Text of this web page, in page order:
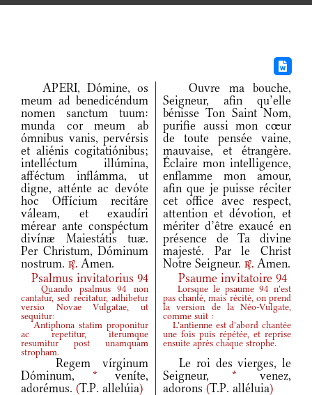
APERI, Dómine, os
meum ad benedicéndum
nomen sanctum tuum:
munda cor meum ab
ómnibus vanis, pervérsis
et aliénis cogitatiónibus;
intelléctum illúmina,
afféctum inflámma, ut
digne, atténte ac devóte
hoc Offícium recitáre
váleam, et exaudíri
mérear ante conspéctum
divínæ Maiestátis tuæ.
Per Christum, Dóminum
nostrum. r. Amen.
Ouvre ma bouche,
Seigneur, afin qu’elle
bénisse Ton Saint Nom,
purifie aussi mon cœur
de toute pensée vaine,
mauvaise, et étrangère.
Éclaire mon intelligence,
enflamme mon amour,
afin que je puisse réciter
cet office avec respect,
attention et dévotion, et
mériter d’être exaucé en
présence de Ta divine
majesté. Par le Christ
Notre Seigneur. r. Amen.
Psalmus invitatorius 94
Psaume invitatoire 94
Quando psalmus 94 non
cantatur, sed recitatur, adhibetur
versio Novae Vulgatae, ut
sequitur:
Lorsque le psaume 94 n'est
pas chanté, mais récité, on prend
la version de la Néo-Vulgate,
comme suit :
Antiphona statim proponitur
ac repetitur, iterumque
resumitur post unamquam
stropham.
L'antienne est d'abord chantée
une fois puis répétée, et reprise
ensuite après chaque strophe.
Regem vírginum
Dóminum, * veníte,
adorémus. (T.P. allelúia)
Le roi des vierges, le
Seigneur, * venez,
adorons (T.P. alléluia)